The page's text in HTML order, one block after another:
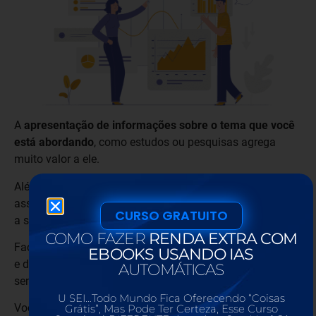
A apresentação de informações sobre o tema que você
está abordando, como estudos ou pesquisas agrega
muito valor a ele.
Além disso, aumenta a credibilidade e autoridade no
assunto do seu texto, fazendo com que o leitor leve mais
a sério tudo que está sendo lido.
Faça uma pesquisa séria e correta sobre as porcentagens
e dados que vão ser informados, e que possam fazer
sentido ao conteúdo.
Você também pode fazer uso de estatísticas de outras
CURSO GRATUITO
COMO FAZERRENDA EXTRA COM
EBOOKS USANDO IAS
AUTOMÁTICAS
U SEI…Todo Mundo Fica Oferecendo “Coisas
Grátis”, Mas Pode Ter Certeza, Esse Curso